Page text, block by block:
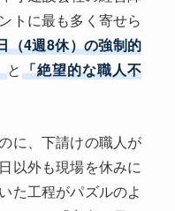
トに最も多く寄せら
（4週8休）の強制的
と「絶望的な職人不
に、下請けの職人が
以外も現場を休みに
た工程がパズルのよ